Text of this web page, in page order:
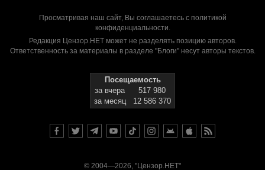
Просматривая наш сайт, Вы соглашаетесь с политикой
конфиденциальности.
Редакция Цензор.НЕТ может не разделять позицию авторов.
Ответственность за материалы в разделе "Блоги" несут авторы текстов.
Посещаемость
за вчера
517 980
за месяц
12 586 370
© 2004—2026, "Цензор.НЕТ"